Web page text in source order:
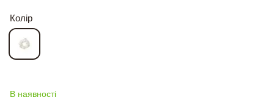
Колір
В наявності